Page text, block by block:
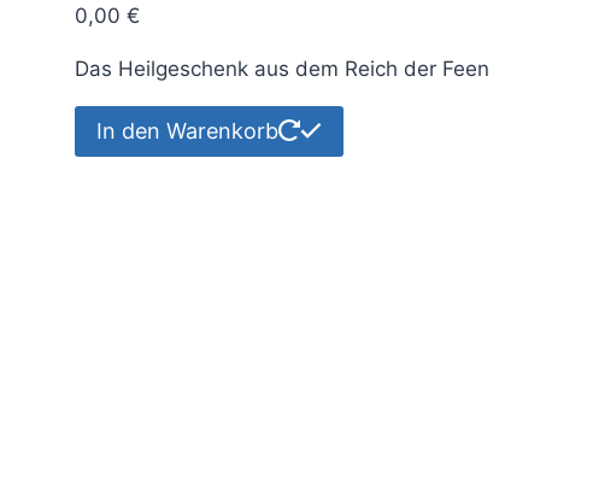
0,00€
Das Heilgeschenk aus dem Reich der Feen
In den Warenkorb